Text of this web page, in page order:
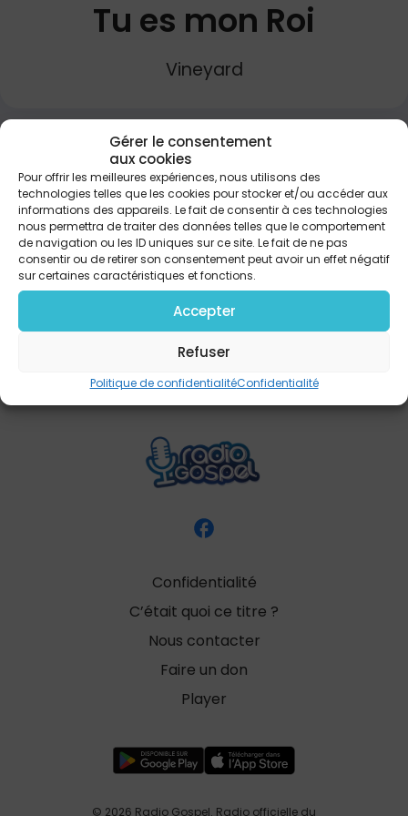
Gérer le consentement
aux cookies
Pour offrir les meilleures expériences, nous utilisons des
technologies telles que les cookies pour stocker et/ou accéder aux
informations des appareils. Le fait de consentir à ces technologies
nous permettra de traiter des données telles que le comportement
de navigation ou les ID uniques sur ce site. Le fait de ne pas
consentir ou de retirer son consentement peut avoir un effet négatif
sur certaines caractéristiques et fonctions.
Accepter
Refuser
Politique de confidentialitéConfidentialité
Tu es mon Roi
Vineyard
PARTAGER
Tu es mon Roi, et je t'aime Tu es mon Roi, et je
t'adore À genoux devant toi Je te confie ma vie
entière Seigneur Tous mes désirs, mes rêves Sont
dans ta main Je t'offre tout mon coeur REFRAIN : Et
je t'aime, Ô je t'aime, Jésus Oui je t'aime, Ô je t'aime,
originale anglophone de Brian Doerkson
Confidentialité
C’était quoi ce titre ?
Nous contacter
Faire un don
Player
© 2026 Radio Gospel. Radio officielle du